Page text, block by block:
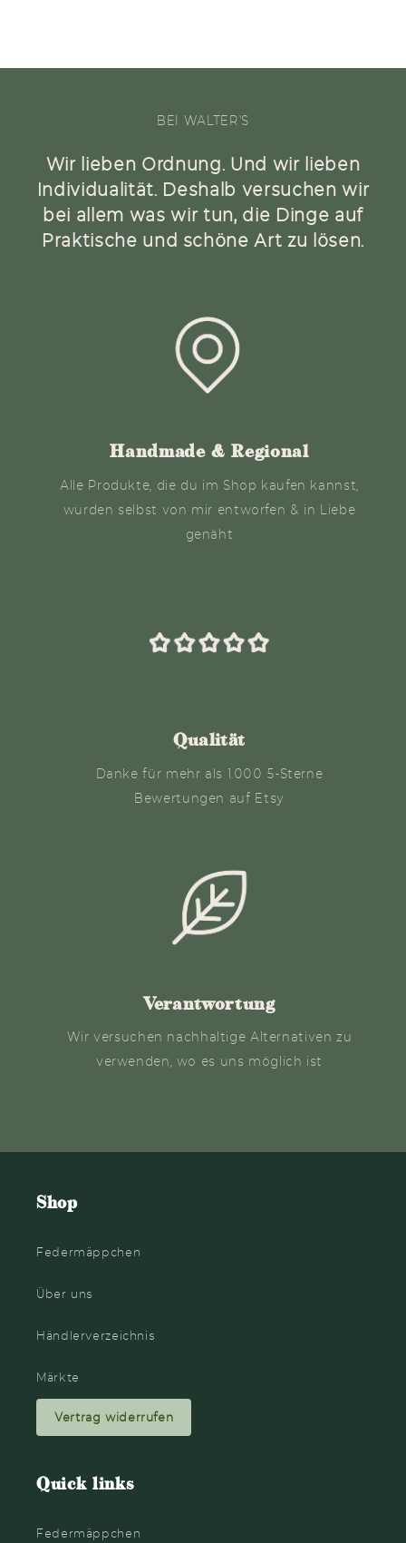
BEI WALTER'S
Wir lieben Ordnung. Und wir lieben
Individualität. Deshalb versuchen wir
bei allem was wir tun, die Dinge auf
Praktische und schöne Art zu lösen.
Handmade & Regional
Alle Produkte, die du im Shop kaufen kannst,
wurden selbst von mir entworfen & in Liebe
genäht
Qualität
Danke für mehr als 1.000 5-Sterne
Bewertungen auf Etsy
Verantwortung
Wir versuchen nachhaltige Alternativen zu
verwenden, wo es uns möglich ist
Shop
Federmäppchen
Über uns
Händlerverzeichnis
Märkte
Vertrag widerrufen
Quick links
Federmäppchen